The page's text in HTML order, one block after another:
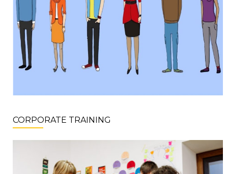
CORPORATE TRAINING